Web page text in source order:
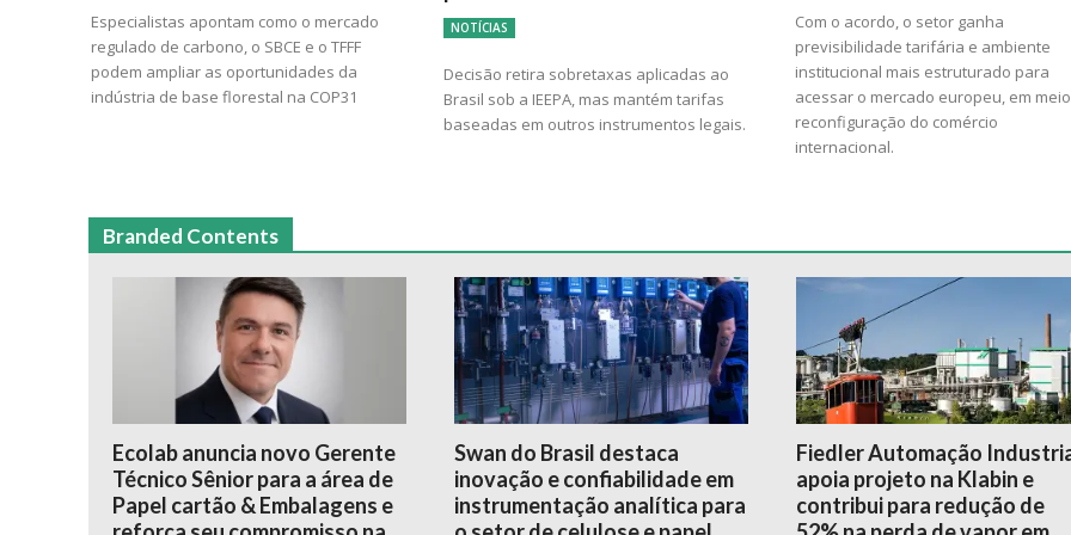
Especialistas apontam como o mercado
regulado de carbono, o SBCE e o TFFF
podem ampliar as oportunidades da
indústria de base florestal na COP31
NOTÍCIAS
Decisão retira sobretaxas aplicadas ao
Brasil sob a IEEPA, mas mantém tarifas
baseadas em outros instrumentos legais.
Com o acordo, o setor ganha
previsibilidade tarifária e ambiente
institucional mais estruturado para
acessar o mercado europeu, em
reconfiguração do comércio
internacional.
Branded Contents
Ecolab anuncia novo Gerente
Técnico Sênior para a área de
Papel cartão & Embalagens e
Swan do Brasil destaca
inovação e confiabilidade em
instrumentação analítica para
Fiedler Automação
apoia projeto na Klabin e
contribui para redução de